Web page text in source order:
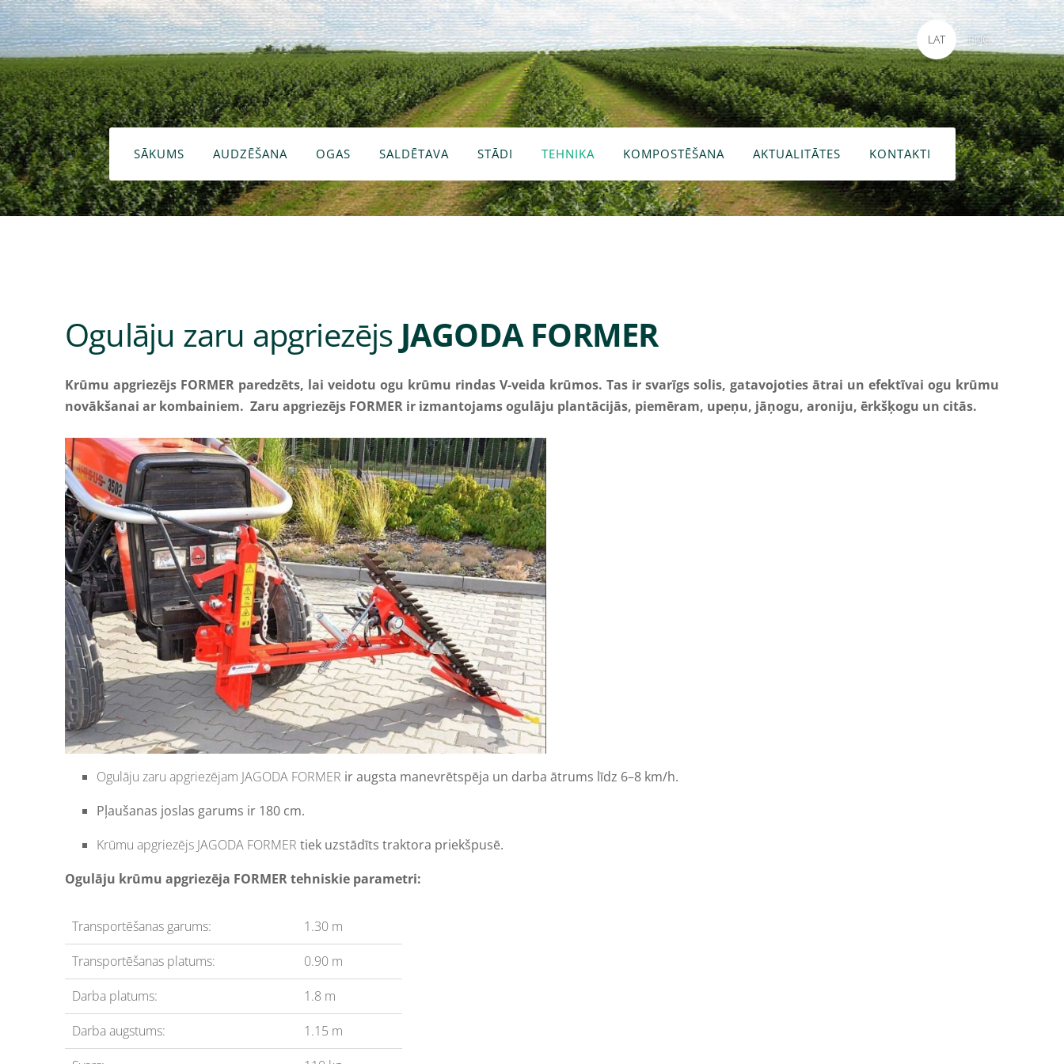
LAT ENG
SĀKUMS AUDZĒŠANA OGAS SALDĒTAVA STĀDI TEHNIKA KOMPOSTĒŠANA AKTUALITĀTES KONTAKTI
Ogulāju zaru apgriezējs JAGODA FORMER
Krūmu apgriezējs FORMER paredzēts, lai veidotu ogu krūmu rindas V-veida krūmos. Tas ir svarīgs solis, gatavojoties ātrai un efektīvai ogu krūmu
novākšanai ar kombainiem. Zaru apgriezējs FORMER ir izmantojamsogulāju plantācijās, piemēram, upeņu, jāņogu, aroniju, ērkšķogu un citās.
Ogulāju zaru apgriezējam JAGODA FORMER ir augsta manevrētspēja un darba ātrums līdz 6–8 km/h.
Pļaušanas joslas garums ir 180 cm.
Krūmu apgriezējs JAGODA FORMER tiek uzstādīts traktora priekšpusē.
Ogulāju krūmu apgriezēja FORMER tehniskie parametri:
Transportēšanas garums:
1.30 m
Transportēšanas platums:
0.90 m
Darba platums:
1.8 m
Darba augstums:
1.15 m